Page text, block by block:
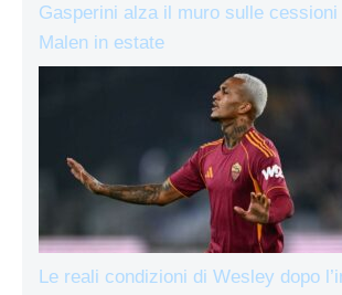
Gasperini alza il muro sulle
Malen in estate
Le reali condizioni di Wesley dopo